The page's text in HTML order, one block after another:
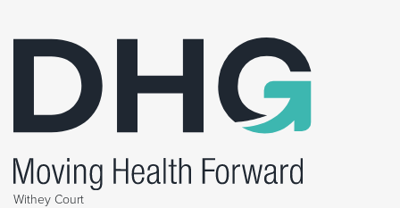
Withey Court